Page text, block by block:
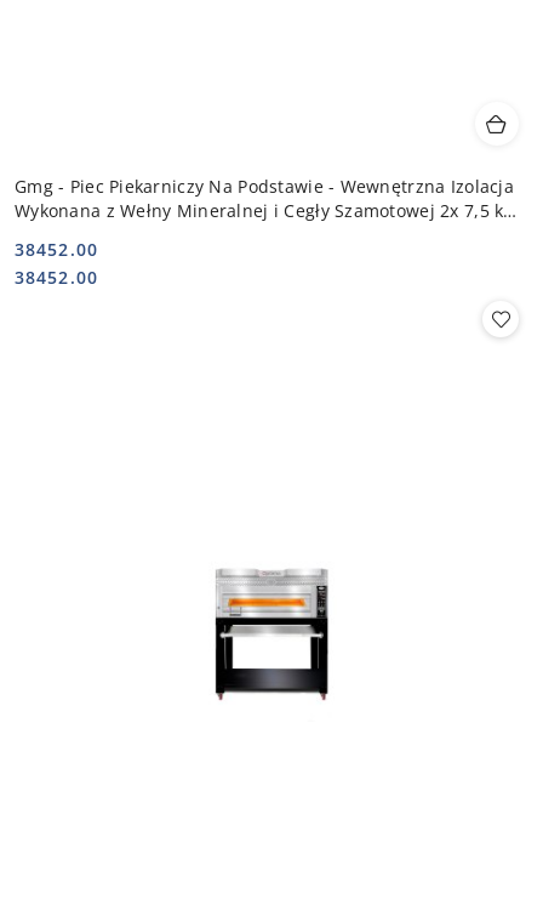
Gmg - Piec Piekarniczy Na Podstawie - Wewnętrzna Izolacja
Wykonana z Wełny Mineralnej i Cegły Szamotowej 2x 7,5 kW
Cena:
38452.00
Cena:
38452.00